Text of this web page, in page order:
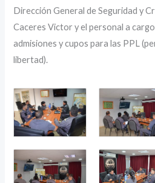
Dirección General de Seguridad y
Caceres Victor y el personal a
admisiones y cupos para las PPL
libertad).